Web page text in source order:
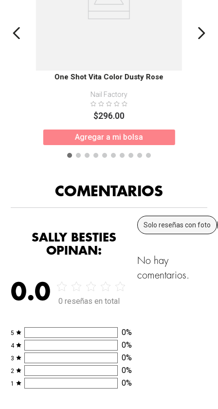
One Shot Vita Color Dusty Rose
Nail Factory
$296.00
Agregar a mi bolsa
COMENTARIOS
SALLY BESTIES
OPINAN:
0.0 0 reseñas en total
5 0%
4 0%
3 0%
2 0%
1 0%
Solo reseñas con foto
No hay
comentarios.